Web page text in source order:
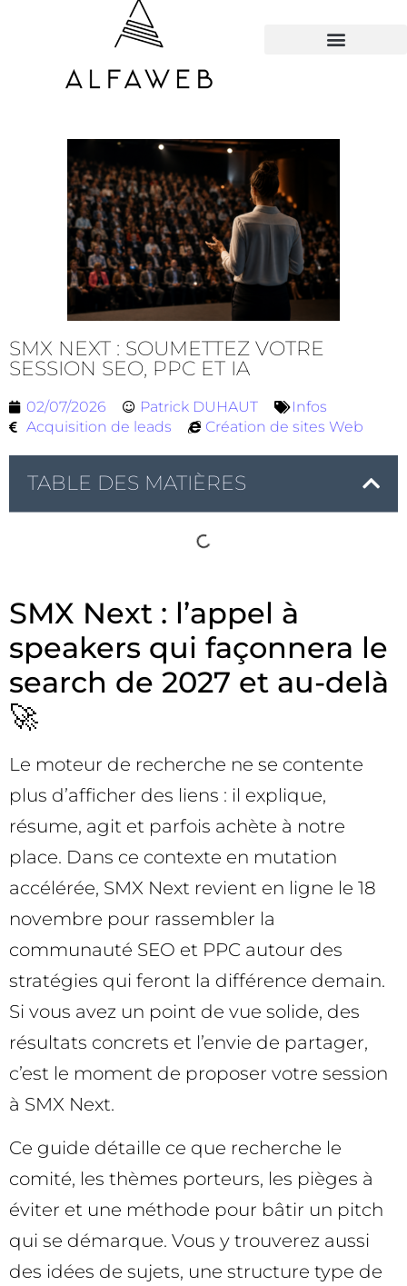
SMX NEXT : SOUMETTEZ VOTRE
SESSION SEO, PPC ET IA
02/07/2026 Patrick DUHAUT
Infos
Acquisition de leads
Création de sites Web
TABLE DES MATIÈRES
SMX Next : l’appel à
speakers qui façonnera le
search de 2027 et au-delà
🚀
Le moteur de recherche ne se contente
plus d’afficher des liens : il explique,
résume, agit et parfois achète à notre
place. Dans ce contexte en mutation
accélérée, SMX Next revient en ligne le 18
novembre pour rassembler la
communauté SEO et PPC autour des
stratégies qui feront la différence demain.
Si vous avez un point de vue solide, des
résultats concrets et l’envie de partager,
c’est le moment de proposer votre session
à SMX Next.
Ce guide détaille ce que recherche le
comité, les thèmes porteurs, les pièges à
éviter et une méthode pour bâtir un pitch
qui se démarque. Vous y trouverez aussi
des idées de sujets, une structure type de